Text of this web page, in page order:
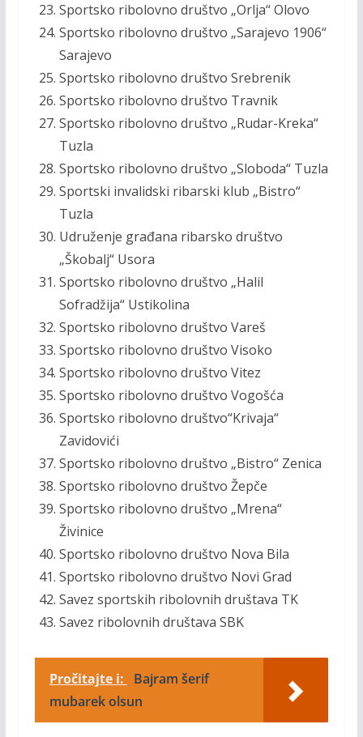
Sportsko ribolovno društvo „Orlja“ Olovo
Sportsko ribolovno društvo „Sarajevo 1906“
Sarajevo
Sportsko ribolovno društvo Srebrenik
Sportsko ribolovno društvo Travnik
Sportsko ribolovno društvo „Rudar-Kreka“
Tuzla
Sportsko ribolovno društvo „Sloboda“ Tuzla
Sportski invalidski ribarski klub „Bistro“
Tuzla
Udruženje građana ribarsko društvo
„Škobalj“ Usora
Sportsko ribolovno društvo „Halil
Sofradžija“ Ustikolina
Sportsko ribolovno društvo Vareš
Sportsko ribolovno društvo Visoko
Sportsko ribolovno društvo Vitez
Sportsko ribolovno društvo Vogošća
Sportsko ribolovno društvo“Krivaja“
Zavidovići
Sportsko ribolovno društvo „Bistro“ Zenica
Sportsko ribolovno društvo Žepče
Sportsko ribolovno društvo „Mrena“
Živinice
Sportsko ribolovno društvo Nova Bila
Sportsko ribolovno društvo Novi Grad
Savez sportskih ribolovnih društava TK
Savez ribolovnih društava SBK
Pročitajte i:
Bajram šerif
mubarek olsun